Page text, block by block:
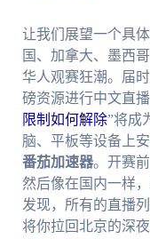
让我们展望一个具
国、加拿大、墨西
华人观赛狂潮。届
磅资源进行中文直
限制如何解除”将成
脑、平板等设备上
番茄加速器。开赛
然后像在国内一样
发现，所有的直播
将你拉回北京的深